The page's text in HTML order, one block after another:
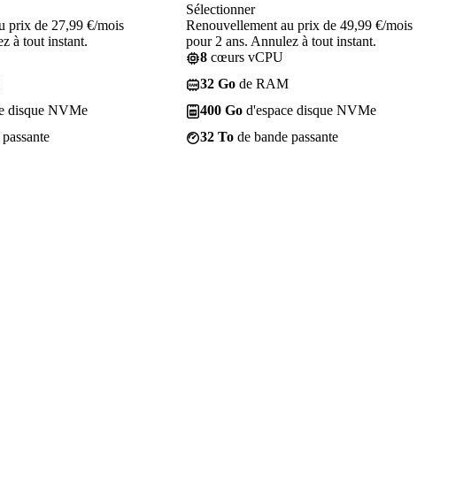
prix de 27,99 €/mois
à tout instant.
disque NVMe
Sélectionner
Renouvellement au prix de 49,99 €/mois
pour 2 ans. Annulez à tout instant.
8 cœurs vCPU
32 Go de RAM
400 Go d'espace disque NVMe
32 To de bande passante